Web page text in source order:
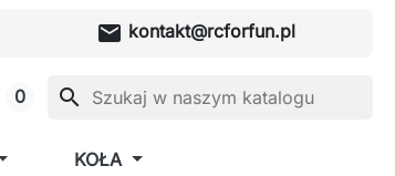
mail kontakt@rcforfun.pl
0 search
KOŁA